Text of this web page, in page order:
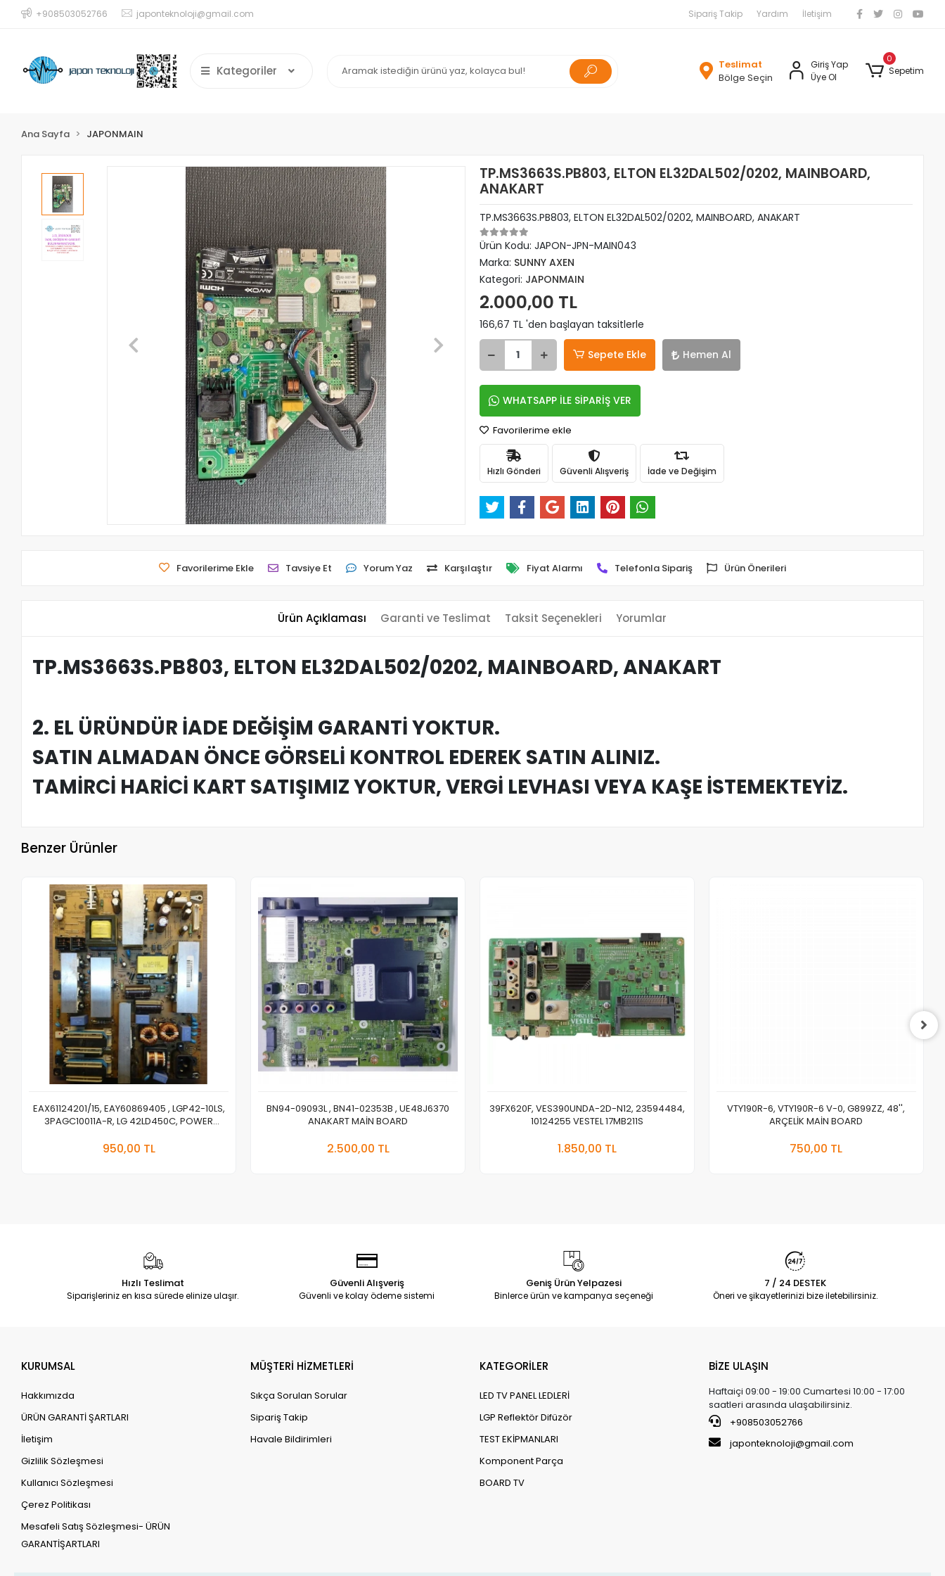
+908503052766 japonteknoloji@gmail.com Sipariş Takip Yardım İletişim
Kategoriler
Teslimat
Bölge Seçin
Giriş Yap
Üye Ol
0
Sepetim
Ana Sayfa JAPONMAIN
TP.MS3663S.PB803, ELTON EL32DAL502/0202, MAINBOARD,
ANAKART
TP.MS3663S.PB803, ELTON EL32DAL502/0202, MAINBOARD, ANAKART
Ürün Kodu: JAPON-JPN-MAIN043
Marka: SUNNY AXEN
Kategori: JAPONMAIN
2.000,00 TL
166,67 TL 'den başlayan taksitlerle
Sepete Ekle Hemen Al
WHATSAPP İLE SİPARİŞ VER
Favorilerime ekle
Hızlı Gönderi Güvenli Alışveriş İade ve Değişim
Favorilerime Ekle Tavsiye Et Yorum Yaz Karşılaştır Fiyat Alarmı Telefonla Sipariş Ürün Önerileri
Ürün Açıklaması Garanti ve Teslimat Taksit Seçenekleri Yorumlar
TP.MS3663S.PB803, ELTON EL32DAL502/0202, MAINBOARD, ANAKART
2. EL ÜRÜNDÜR İADE DEĞİŞİM GARANTİ YOKTUR.
SATIN ALMADAN ÖNCE GÖRSELİ KONTROL EDEREK SATIN ALINIZ.
TAMİRCİ HARİCİ KART SATIŞIMIZ YOKTUR, VERGİ LEVHASI VEYA KAŞE İSTEMEKTEYİZ.
Benzer Ürünler
EAX61124201/15, EAY60869405 , LGP42-10LS,
3PAGC10011A-R, LG 42LD450C, POWER
950,00 TL
BN94-09093L , BN41-02353B , UE48J6370
ANAKART MAİN BOARD
2.500,00 TL
39FX620F, VES390UNDA-2D-N12, 23594484,
10124255 VESTEL 17MB211S
1.850,00 TL
VTY190R-6, VTY190R-6 V-0, G899ZZ, 48'',
ARÇELİK MAİN BOARD
750,00 TL
Hızlı Teslimat
Siparişleriniz en kısa sürede elinize ulaşır.
Güvenli Alışveriş
Güvenli ve kolay ödeme sistemi
Geniş Ürün Yelpazesi
Binlerce ürün ve kampanya seçeneği
7 / 24 DESTEK
Öneri ve şikayetlerinizi bize iletebilirsiniz.
KURUMSAL
Hakkımızda
ÜRÜN GARANTİ ŞARTLARI
İletişim
Gizlilik Sözleşmesi
Kullanıcı Sözleşmesi
Çerez Politikası
Mesafeli Satış Sözleşmesi- ÜRÜN
GARANTİŞARTLARI
MÜŞTERİ HİZMETLERİ
Sıkça Sorulan Sorular
Sipariş Takip
Havale Bildirimleri
KATEGORİLER
LED TV PANEL LEDLERİ
LGP Reflektör Difüzör
TEST EKİPMANLARI
Komponent Parça
BOARD TV
BİZE ULAŞIN
Haftaiçi 09:00 - 19:00 Cumartesi 10:00 - 17:00
saatleri arasında ulaşabilirsiniz.
+908503052766
japonteknoloji@gmail.com